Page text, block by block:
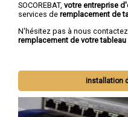
SOCOREBAT, votre entreprise
services de remplacement de
N'hésitez pas à nous
remplacement de votre
installation